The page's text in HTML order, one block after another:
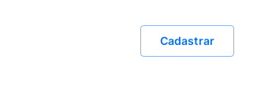
Cadastrar